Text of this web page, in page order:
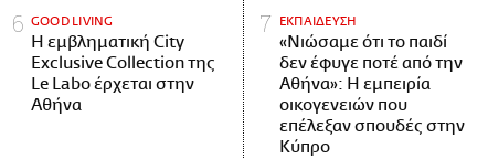
GOOD LIVING
Η εμβληματική City
Exclusive Collection της
Le Labo έρχεται στην
Αθήνα
ΕΚΠΑΙΔΕΥΣΗ
«Νιώσαμε ότι το παιδί
δεν έφυγε ποτέ από την
Αθήνα»: Η εμπειρία
οικογενειών που
επέλεξαν σπουδές στην
Κύπρο